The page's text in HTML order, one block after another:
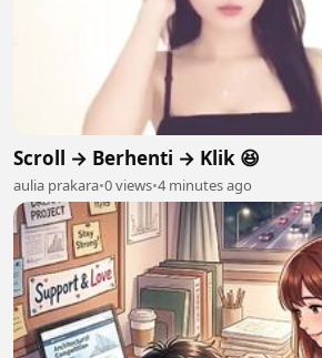
Scroll → Berhenti → Klik 😆
aulia prakara•0 views•4 minutes ago